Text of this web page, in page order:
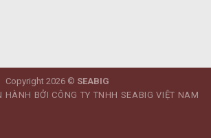
Copyright 2026 © SEABIG
HÀNH BỞI CÔNG TY TNHH SEABIG VIỆT NAM